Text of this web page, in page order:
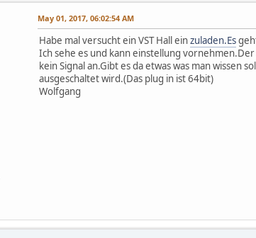
May 01, 2017, 06:02:54 AM
Habe mal versucht ein VST Hall einzuladen.Es
Ich sehe es und kann einstellung
kein Signal an.Gibt es da etwas was man wissen
ausgeschaltet wird.(Das plug in ist 64bit)
Wolfgang